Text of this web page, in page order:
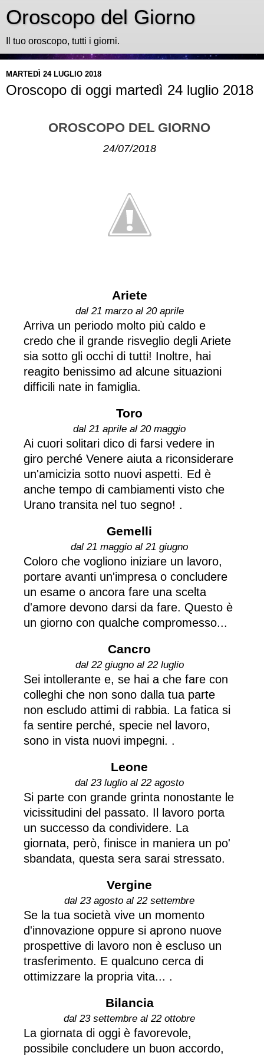
Oroscopo del Giorno
Il tuo oroscopo, tutti i giorni.
MARTEDÌ 24 LUGLIO 2018
Oroscopo di oggi martedì 24 luglio 2018
OROSCOPO DEL GIORNO
24/07/2018
Ariete
dal 21 marzo al 20 aprile
Arriva un periodo molto più caldo e
credo che il grande risveglio degli Ariete
sia sotto gli occhi di tutti! Inoltre, hai
reagito benissimo ad alcune situazioni
difficili nate in famiglia.
Toro
dal 21 aprile al 20 maggio
Ai cuori solitari dico di farsi vedere in
giro perché Venere aiuta a riconsiderare
un'amicizia sotto nuovi aspetti. Ed è
anche tempo di cambiamenti visto che
Urano transita nel tuo segno! .
Gemelli
dal 21 maggio al 21 giugno
Coloro che vogliono iniziare un lavoro,
portare avanti un'impresa o concludere
un esame o ancora fare una scelta
d'amore devono darsi da fare. Questo è
un giorno con qualche compromesso...
Cancro
dal 22 giugno al 22 luglio
Sei intollerante e, se hai a che fare con
colleghi che non sono dalla tua parte
non escludo attimi di rabbia. La fatica si
fa sentire perché, specie nel lavoro,
sono in vista nuovi impegni. .
Leone
dal 23 luglio al 22 agosto
Si parte con grande grinta nonostante le
vicissitudini del passato. Il lavoro porta
un successo da condividere. La
giornata, però, finisce in maniera un po'
sbandata, questa sera sarai stressato.
Vergine
dal 23 agosto al 22 settembre
Se la tua società vive un momento
d'innovazione oppure si aprono nuove
prospettive di lavoro non è escluso un
trasferimento. E qualcuno cerca di
ottimizzare la propria vita... .
Bilancia
dal 23 settembre al 22 ottobre
La giornata di oggi è favorevole,
possibile concludere un buon accordo,